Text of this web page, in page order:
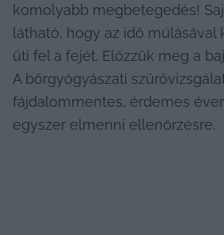
komolyabb megbetegedés!
látható, hogy az idő múlásával
üti fel a fejét. Előzzük meg a
A bőrgyógyászati
fájdalommentes, érdemes
egyszer elmenni ellenőrzésre.